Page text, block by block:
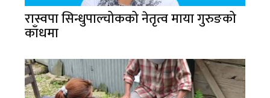
रास्वपा सिन्धुपाल्चोकको नेतृत्व माया गुरुङको
काँधमा